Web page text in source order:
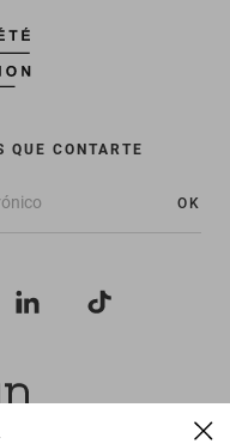
QUE CONTARTE
OK